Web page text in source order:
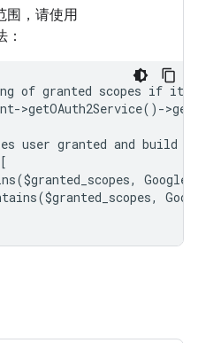
围，请使用
：
of granted scopes if it
>getOAuth2Service()-
user granted and build